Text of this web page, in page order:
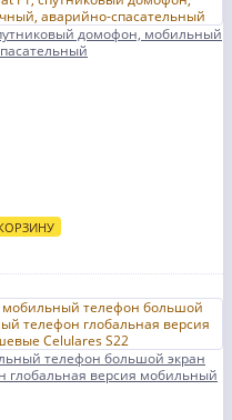
домофон, мобильный
телефон большой экран
версия мобильный